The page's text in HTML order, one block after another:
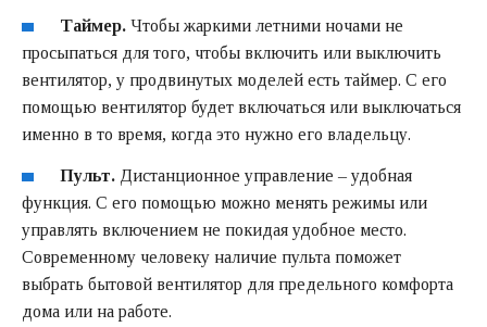
Таймер.Чтобы жаркими летними ночами не
просыпаться для того, чтобы включить или выключить
вентилятор, у продвинутых моделей есть таймер. С его
помощью вентилятор будет включаться или выключаться
именно в то время, когда это нужно его владельцу.
Пульт. Дистанционное управление – удобная
функция. С его помощью можно менять режимы или
управлять включением не покидая удобное место.
Современному человеку наличие пульта поможет
выбрать бытовой вентилятор для предельного комфорта
дома или на работе.